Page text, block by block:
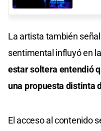
La artista también
sentimental influyó en
estar soltera entendió
una propuesta distinta
El acceso al contenido